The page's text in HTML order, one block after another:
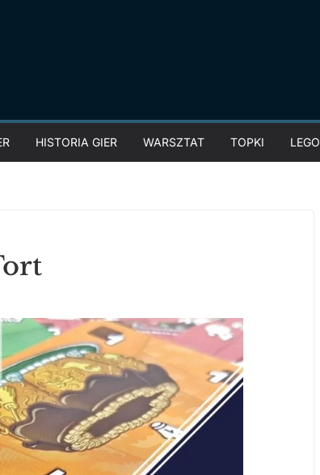
HISTORIA GIER WARSZTAT TOPKI LEGO